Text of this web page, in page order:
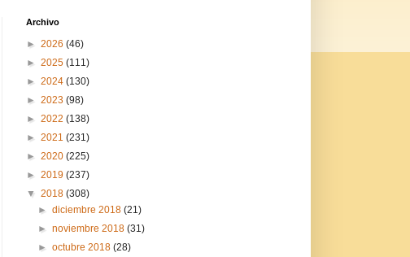
Archivo
► 2026 (46)
► 2025 (111)
► 2024 (130)
► 2023 (98)
► 2022 (138)
► 2021 (231)
► 2020 (225)
► 2019 (237)
▼ 2018 (308)
►diciembre 2018(21)
►noviembre 2018(31)
►octubre 2018(28)